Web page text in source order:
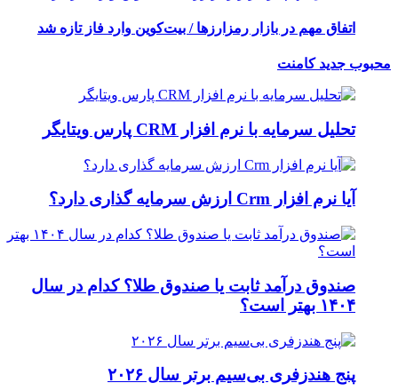
اتفاق مهم در بازار رمزارزها / بیت‌کوین وارد فاز تازه شد
محبوب جدیدکامنت
تحلیل سرمایه با نرم افزار CRM پارس ویتایگر
آیا نرم افزار Crm ارزش سرمایه گذاری دارد؟
صندوق درآمد ثابت یا صندوق طلا؟ کدام در سال
۱۴۰۴ بهتر است؟
پنج هندزفری بی‌سیم برتر سال ۲۰۲۶